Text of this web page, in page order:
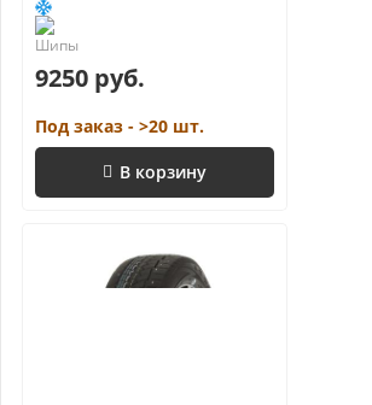
9250 руб.
Под заказ - >20 шт.
В корзину